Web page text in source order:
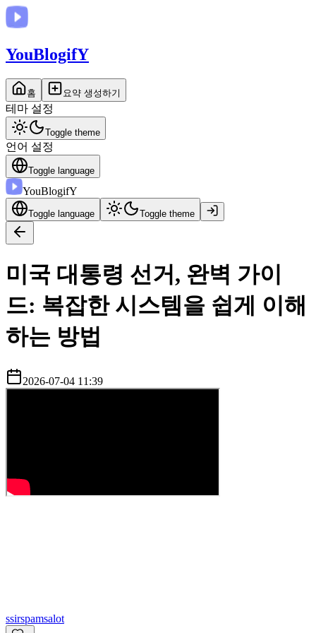
YouBlogifY
홈 요약 생성하기
테마 설정
Toggle theme
언어 설정
Toggle language
YouBlogifY
Toggle language Toggle theme
미국 대통령 선거, 완벽 가이
드: 복잡한 시스템을 쉽게 이해
하는 방법
2026-07-04 11:39
ssirspamsalot